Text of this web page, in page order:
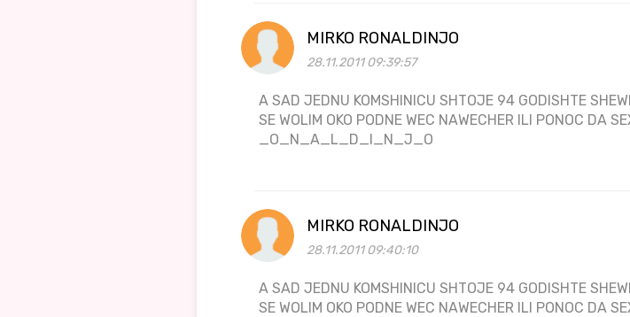
MIRKO RONALDINJO
28.11.2011 09:39:57
A SAD JEDNU KOMSHINICU SHTOJE 94 GODISHTE
SE WOLIM OKO PODNE WEC NAWECHER ILI PONOC
_O_N_A_L_D_I_N_J_O
MIRKO RONALDINJO
28.11.2011 09:40:10
A SAD JEDNU KOMSHINICU SHTOJE 94 GODISHTE
SE WOLIM OKO PODNE WEC NAWECHER ILI PONOC